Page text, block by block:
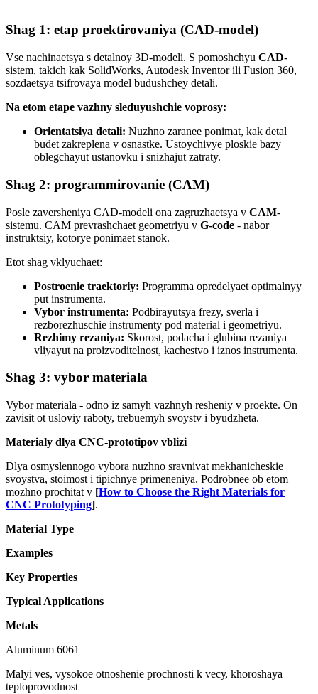
Shag 1: etap proektirovaniya (CAD-model)
Vse nachinaetsya s detalnoy 3D-modeli. S pomoshchyu CAD-
sistem, takich kak SolidWorks, Autodesk Inventor ili Fusion 360,
sozdaetsya tsifrovaya model budushchey detali.
Na etom etape vazhny sleduyushchie voprosy:
Orientatsiya detali: Nuzhno zaranee ponimat, kak detal
budet zakreplena v osnastke. Ustoychivye ploskie bazy
oblegchayut ustanovku i snizhajut zatraty.
Shag 2: programmirovanie (CAM)
Posle zaversheniya CAD-modeli ona zagruzhaetsya v CAM-
sistemu. CAM prevrashchaet geometriyu v G-code - nabor
instruktsiy, kotorye ponimaet stanok.
Etot shag vklyuchaet:
Postroenie traektoriy: Programma opredelyaet optimalnyy
put instrumenta.
Vybor instrumenta: Podbirayutsya frezy, sverla i
rezborezhuschie instrumenty pod material i geometriyu.
Rezhimy rezaniya: Skorost, podacha i glubina rezaniya
vliyayut na proizvoditelnost, kachestvo i iznos instrumenta.
Shag 3: vybor materiala
Vybor materiala - odno iz samyh vazhnyh resheniy v proekte. On
zavisit ot usloviy raboty, trebuemyh svoystv i byudzheta.
Materialy dlya CNC-prototipov vblizi
Dlya osmyslennogo vybora nuzhno sravnivat mekhanicheskie
svoystva, stoimost i tipichnye primeneniya. Podrobnee ob etom
mozhno prochitat v [How to Choose the Right Materials for
CNC Prototyping].
Material Type
Examples
Key Properties
Typical Applications
Metals
Aluminum 6061
Malyi ves, vysokoe otnoshenie prochnosti k vесу, khoroshaya
teploprovodnost